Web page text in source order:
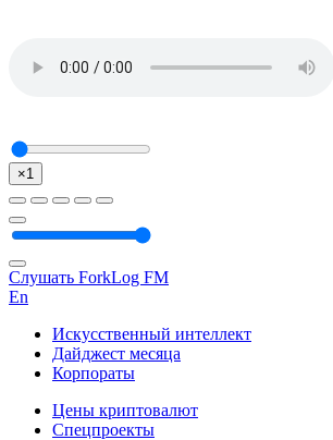
×1
Слушать ForkLog FM
En
Искусственный интеллект
Дайджест месяца
Корпораты
Цены криптовалют
Спецпроекты